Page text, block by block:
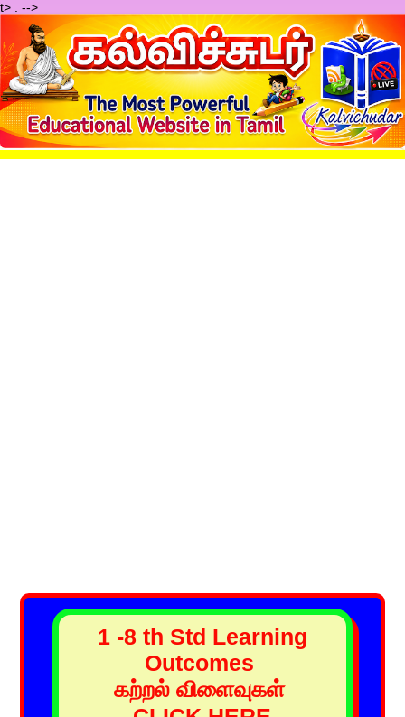
t> -->
1 -8 th Std Learning
Outcomes
கற்றல் விளைவுகள்